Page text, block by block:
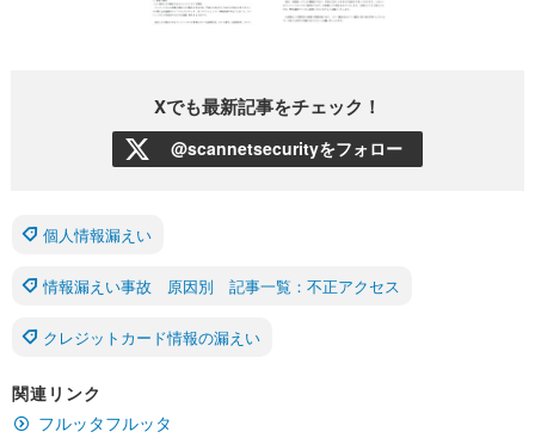
Xでも最新記事をチェック！
@scannetsecurityをフォロー
個人情報漏えい
情報漏えい事故 原因別 記事一覧：不正アクセス
クレジットカード情報の漏えい
関連リンク
フルッタフルッタ